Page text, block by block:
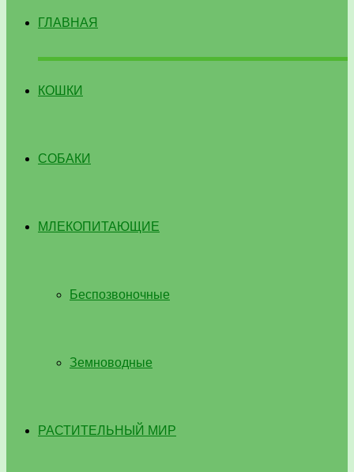
ГЛАВНАЯ
КОШКИ
СОБАКИ
МЛЕКОПИТАЮЩИЕ
Беспозвоночные
Земноводные
РАСТИТЕЛЬНЫЙ МИР